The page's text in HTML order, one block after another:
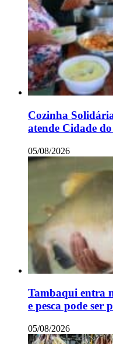
Cozinha
atende Cidade
05/08/2026
Tambaqui entra
e pesca pode
05/08/2026